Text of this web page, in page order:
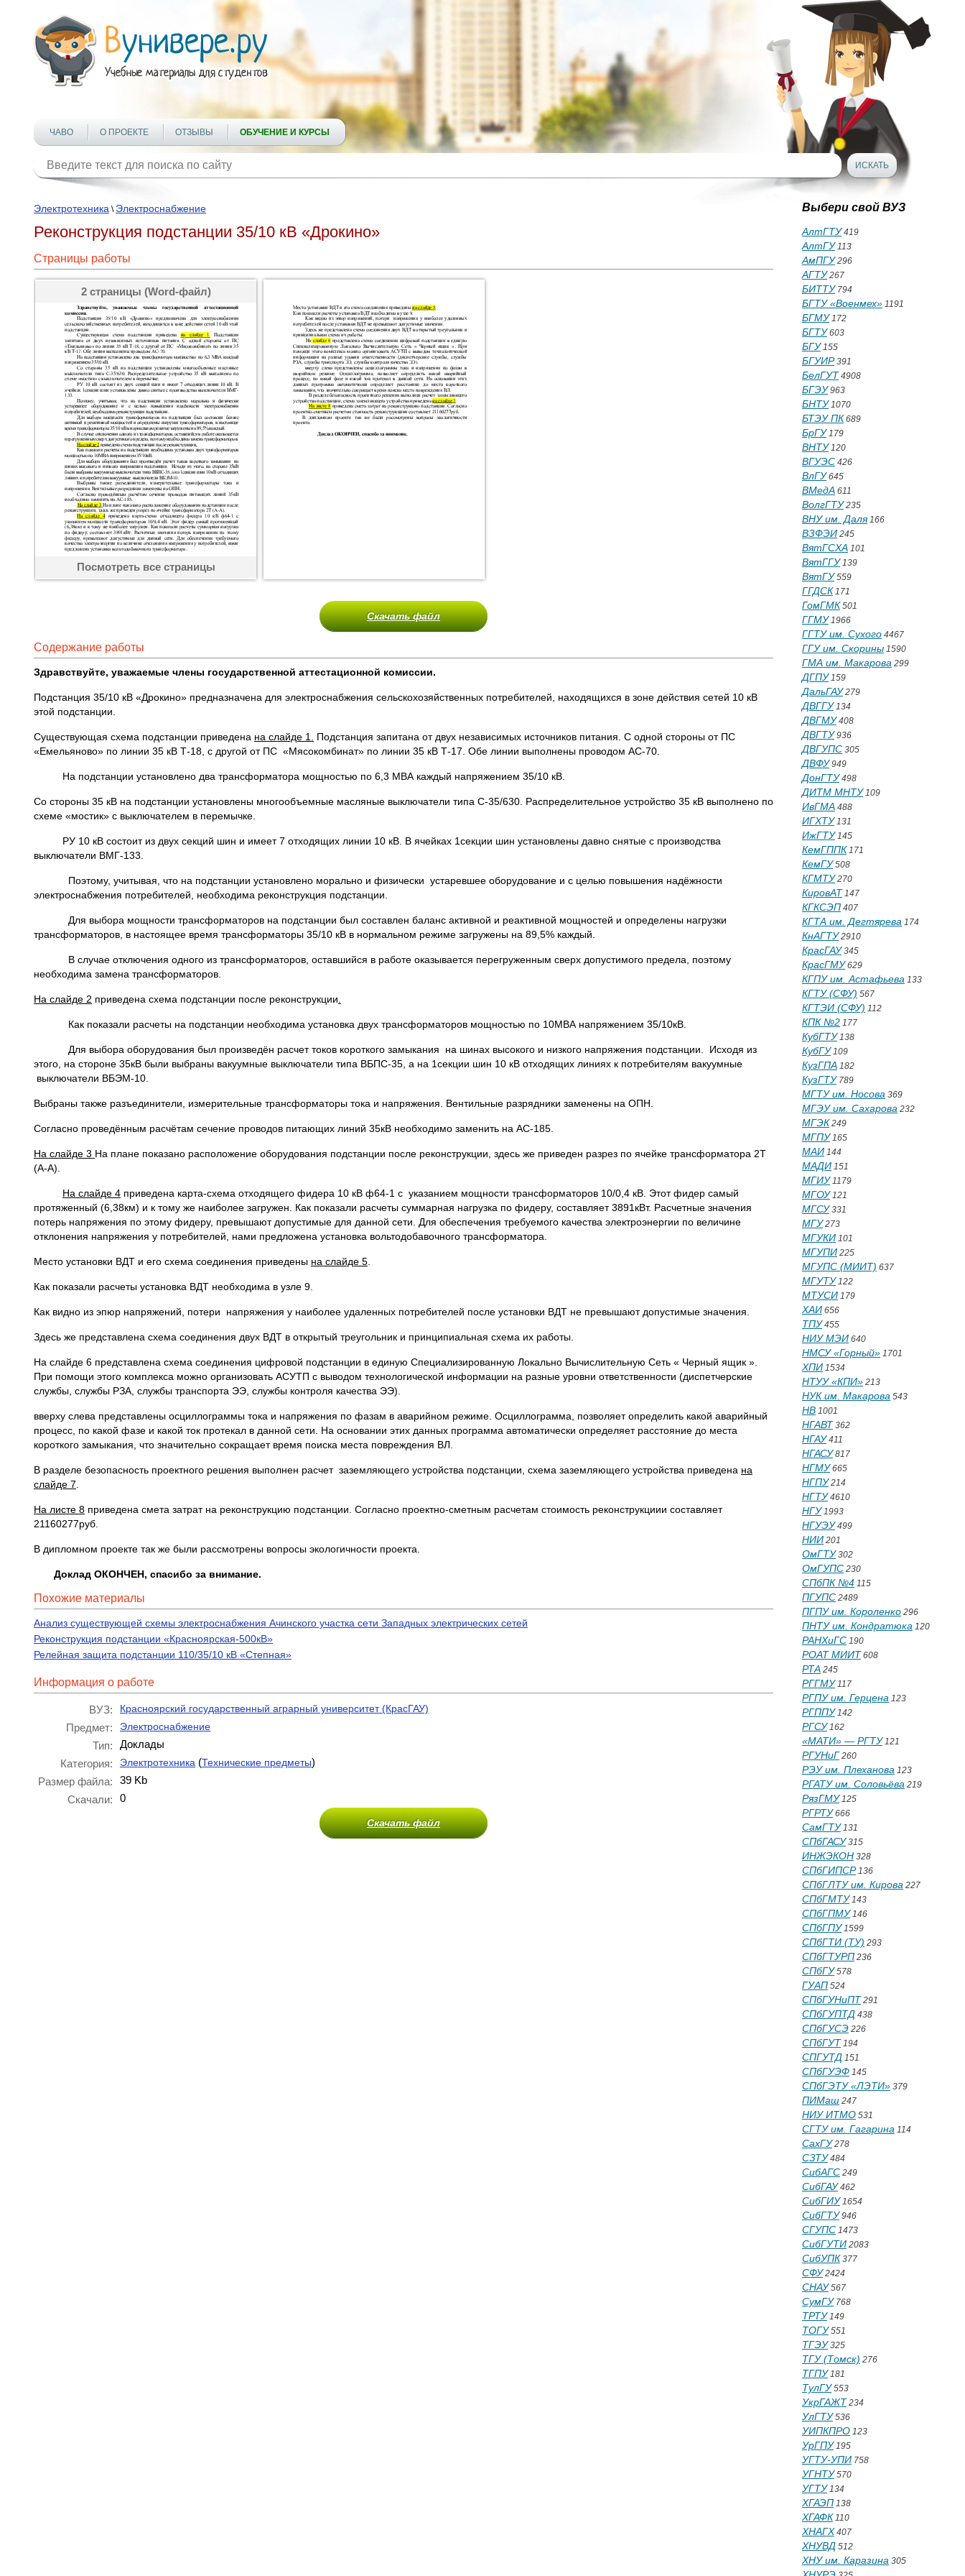
ЧАВО О ПРОЕКТЕ ОТЗЫВЫ ОБУЧЕНИЕ И КУРСЫ
Электротехника \ Электроснабжение
Реконструкция подстанции 35/10 кВ «Дрокино»
Страницы работы
2 страницы (Word-файл)
Посмотреть все страницы
Скачать файл
Содержание работы
Здравствуйте, уважаемые члены государственной аттестационной комиссии.
Подстанция 35/10 кВ «Дрокино» предназначена для электроснабжения сельскохозяйственных потребителей, находящихся в зоне действия сетей 10 кВ
этой подстанции.
Существующая схема подстанции приведена на слайде 1.
Подстанция запитана от двух независимых источников питания. С одной стороны от ПС
«Емельяново» по линии 35 кВ Т-18, с другой от ПС «Мясокомбинат» по линии 35 кВ Т-17. Обе линии выполнены проводом АС-70.
На подстанции установлено два трансформатора мощностью по 6,3 МВА каждый напряжением 35/10 кВ.
Со стороны 35 кВ на подстанции установлены многообъемные масляные выключатели типа С-35/630. Распределительное устройство 35 кВ выполнено по
схеме «мостик» с выключателем в перемычке.
РУ 10 кВ состоит из двух секций шин и имеет 7 отходящих линии 10 кВ. В ячейках 1секции шин установлены давно снятые с производства
выключатели ВМГ-133.
Поэтому, учитывая, что на подстанции установлено морально и физически устаревшее оборудование и с целью повышения надёжности
электроснабжения потребителей, необходима реконструкция подстанции.
Для выбора мощности трансформаторов на подстанции был составлен баланс активной и реактивной мощностей и определены нагрузки
трансформаторов, в настоящее время трансформаторы 35/10 кВ в нормальном режиме загружены на 89,5% каждый.
В случае отключения одного из трансформаторов, оставшийся в работе оказывается перегруженным сверх допустимого предела, поэтому
необходима замена трансформаторов.
На слайде 2 приведена схема подстанции после реконструкции
Как показали расчеты на подстанции необходима установка двух трансформаторов мощностью по 10МВА напряжением 35/10кВ.
Для выбора оборудования был произведён расчет токов короткого замыкания на шинах высокого и низкого напряжения подстанции. Исходя из
этого, на стороне 35кВ были выбраны вакуумные выключатели типа ВБПС-35, а на 1секции шин 10 кВ отходящих линиях к потребителям вакуумные
выключатели ВБЭМ-10.
Выбраны также разъединители, измерительные трансформаторы тока и напряжения. Вентильные разрядники заменены на ОПН.
Согласно проведённым расчётам сечение проводов питающих линий 35кВ необходимо заменить на АС-185.
На слайде 3 На плане показано расположение оборудования подстанции после реконструкции, здесь же приведен разрез по ячейке трансформатора 2Т
(А-А).
На слайде 4 приведена карта-схема отходящего фидера 10 кВ ф64-1 с указанием мощности трансформаторов 10/0,4 кВ. Этот фидер самый
протяженный (6,38км) и к тому же наиболее загружен. Как показали расчеты суммарная нагрузка по фидеру, составляет 3891кВт. Расчетные значения
потерь напряжения по этому фидеру, превышают допустимые для данной сети. Для обеспечения требуемого качества электроэнергии по величине
отклонения напряжения у потребителей, нами предложена установка вольтодобавочного трансформатора.
Место установки ВДТ и его схема соединения приведены на слайде 5
Как показали расчеты установка ВДТ необходима в узле 9.
Как видно из эпюр напряжений, потери напряжения у наиболее удаленных потребителей после установки ВДТ не превышают допустимые значения.
Здесь же представлена схема соединения двух ВДТ в открытый треугольник и принципиальная схема их работы.
На слайде 6 представлена схема соединения цифровой подстанции в единую Специализированную Локально Вычислительную Сеть « Черный ящик ».
При помощи этого комплекса можно организовать АСУТП с выводом технологической информации на разные уровни ответственности (диспетчерские
службы, службы РЗА, службы транспорта ЭЭ, службы контроля качества ЭЭ).
вверху слева представлены осциллограммы тока и напряжения по фазам в аварийном режиме. Осциллограмма, позволяет определить какой аварийный
процесс, по какой фазе и какой ток протекал в данной сети. На основании этих данных программа автоматически определяет расстояние до места
короткого замыкания, что значительно сокращает время поиска места повреждения ВЛ.
В разделе безопасность проектного решения выполнен расчет заземляющего устройства подстанции, схема заземляющего устройства приведена на
слайде 7
На листе 8 приведена смета затрат на реконструкцию подстанции. Согласно проектно-сметным расчетам стоимость реконструкциии составляет
21160277руб.
В дипломном проекте так же были рассмотрены вопросы экологичности проекта.
Доклад ОКОНЧЕН, спасибо за внимание.
Похожие материалы
Анализ существующей схемы электроснабжения Ачинского участка сети Западных электрических сетей
Реконструкция подстанции «Красноярская-500кВ»
Релейная защита подстанции 110/35/10 кВ «Степная»
Информация о работе
ВУЗ: Красноярский государственный аграрный университет (КрасГАУ)
Предмет: Электроснабжение
Тип:
Доклады
Категория:
Электротехника (Технические предметы)
Размер файла:
39 Kb
Скачали:
0
Скачать файл
Выбери свой ВУЗ
АлтГТУ419
АлтГУ113
АмПГУ296
АГТУ267
БИТТУ794
БГТУ «Военмех» 1191
БГМУ172
БГТУ603
БГУ155
БГУИР391
БелГУТ 4908
БГЭУ963
БНТУ1070
БТЭУ ПК 689
БрГУ179
ВНТУ120
ВГУЭС 426
ВлГУ645
ВМедА 611
ВолгГТУ235
ВНУ им. Даля166
ВЗФЭИ 245
ВятГСХА 101
ВятГГУ139
ВятГУ559
ГГДСК 171
ГомГМК 501
ГГМУ1966
ГГТУ им. Сухого 4467
ГГУ им. Скорины 1590
ГМА им. Макарова 299
ДГПУ159
ДальГАУ279
ДВГГУ134
ДВГМУ408
ДВГТУ936
ДВГУПС 305
ДВФУ949
ДонГТУ498
ДИТМ МНТУ109
ИвГМА 488
ИГХТУ131
ИжГТУ145
КемГППК 171
КемГУ508
КГМТУ270
КировАТ 147
КГКСЭП 407
КГТА им. Дегтярева 174
КнАГТУ2910
КрасГАУ345
КрасГМУ629
КГПУ им. Астафьева 133
КГТУ (СФУ) 567
КГТЭИ (СФУ) 112
КПК №2 177
КубГТУ138
КубГУ109
КузГПА 182
КузГТУ789
МГТУ им. Носова 369
МГЭУ им. Сахарова 232
МГЭК 249
МГПУ165
МАИ 144
МАДИ 151
МГИУ1179
МГОУ121
МГСУ331
МГУ273
МГУКИ 101
МГУПИ 225
МГУПС (МИИТ) 637
МГУТУ122
МТУСИ 179
ХАИ 656
ТПУ455
НИУ МЭИ 640
НМСУ «Горный» 1701
ХПИ 1534
НТУУ «КПИ» 213
НУК им. Макарова 543
НВ 1001
НГАВТ 362
НГАУ411
НГАСУ817
НГМУ665
НГПУ214
НГТУ4610
НГУ1993
НГУЭУ499
НИИ 201
ОмГТУ302
ОмГУПС 230
СПбПК №4 115
ПГУПС 2489
ПГПУ им. Короленко 296
ПНТУ им. Кондратюка 120
РАНХиГС 190
РОАТ МИИТ 608
РТА 245
РГГМУ117
РГПУ им. Герцена 123
РГППУ142
РГСУ162
«МАТИ» — РГТУ121
РГУНиГ 260
РЭУ им. Плеханова 123
РГАТУ им. Соловьёва 219
РязГМУ125
РГРТУ666
СамГТУ131
СПбГАСУ315
ИНЖЭКОН 328
СПбГИПСР136
СПбГЛТУ им. Кирова 227
СПбГМТУ143
СПбГПМУ146
СПбГПУ1599
СПбГТИ (ТУ) 293
СПбГТУРП 236
СПбГУ578
ГУАП 524
СПбГУНиПТ 291
СПбГУПТД 438
СПбГУСЭ 226
СПбГУТ 194
СПГУТД 151
СПбГУЭФ 145
СПбГЭТУ «ЛЭТИ» 379
ПИМаш 247
НИУ ИТМО 531
СГТУ им. Гагарина 114
СахГУ278
СЗТУ484
СибАГС 249
СибГАУ462
СибГИУ1654
СибГТУ946
СГУПС 1473
СибГУТИ 2083
СибУПК 377
СФУ2424
СНАУ567
СумГУ768
ТРТУ149
ТОГУ551
ТГЭУ325
ТГУ (Томск) 276
ТГПУ181
ТулГУ553
УкрГАЖТ 234
УлГТУ536
УИПКПРО 123
УрГПУ195
УГТУ-УПИ 758
УГНТУ570
УГТУ134
ХГАЭП 138
ХГАФК 110
ХНАГХ 407
ХНУВД 512
ХНУ им. Каразина 305